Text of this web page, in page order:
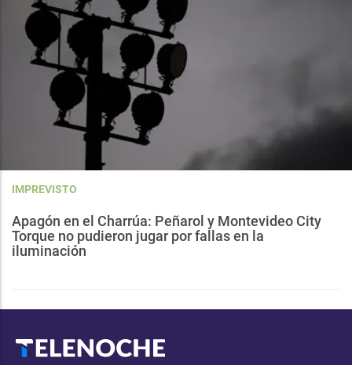
IMPREVISTO
Apagón en el Charrúa: Peñarol y Montevideo City
Torque no pudieron jugar por fallas en la
iluminación